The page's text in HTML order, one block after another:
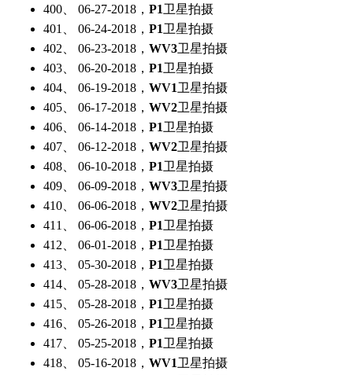
400、 06-27-2018， P1卫星拍摄
401、 06-24-2018， P1卫星拍摄
402、 06-23-2018， WV3卫星拍摄
403、 06-20-2018， P1卫星拍摄
404、 06-19-2018， WV1卫星拍摄
405、 06-17-2018， WV2卫星拍摄
406、 06-14-2018， P1卫星拍摄
407、 06-12-2018， WV2卫星拍摄
408、 06-10-2018， P1卫星拍摄
409、 06-09-2018， WV3卫星拍摄
410、 06-06-2018， WV2卫星拍摄
411、 06-06-2018， P1卫星拍摄
412、 06-01-2018， P1卫星拍摄
413、 05-30-2018， P1卫星拍摄
414、 05-28-2018， WV3卫星拍摄
415、 05-28-2018， P1卫星拍摄
416、 05-26-2018， P1卫星拍摄
417、 05-25-2018， P1卫星拍摄
418、 05-16-2018， WV1卫星拍摄